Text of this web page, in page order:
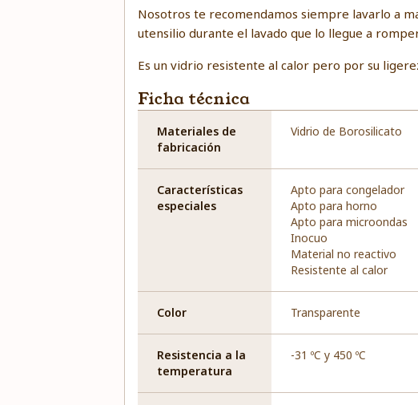
Nosotros te recomendamos siempre lavarlo a
utensilio durante el lavado que lo llegue a
Es un vidrio resistente al calor pero por su
Ficha técnica
Materiales de
fabricación
Vidrio de Borosilicato
Características
especiales
Apto para congelador
Apto para horno
Apto para microondas
Inocuo
Material no reactivo
Resistente al calor
Color Transparente
Resistencia a la
temperatura
-31 ºC y 450 ºC